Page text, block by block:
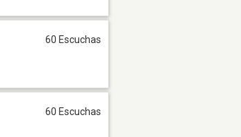
60 Escuchas
60 Escuchas